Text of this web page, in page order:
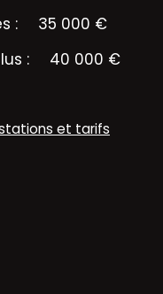
:
35 000 €
:
40 000 €
et tarifs